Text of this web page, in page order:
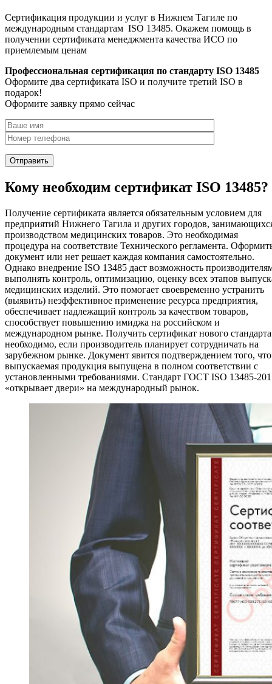
Сертификация продукции и услуг в Нижнем Тагиле по
международным стандартам ISO 13485. Окажем помощь в
получении сертификата менеджмента качества ИСО по
приемлемым ценам
Профессиональная сертификация по стандарту ISO 13485
Оформите два сертификата ISO и получите третий ISO в
подарок!
Оформите заявку прямо сейчас
Кому необходим сертификат ISO 13485?
Получение сертификата является обязательным условием для
предприятий Нижнего Тагила и других городов,
производством медицинских товаров. Это необходимая
процедура на соответствие Технического регламента.
документ или нет решает каждая компания самостоятельно.
Однако внедрение ISO 13485 даст возможность
выполнять контроль, оптимизацию, оценку всех этапов
медицинских изделий. Это помогает своевременно устранить
(выявить) неэффективное применение ресурса предприятия,
обеспечивает надлежащий контроль за качеством товаров,
способствует повышению имиджа на российском и
международном рынке. Получить сертификат нового стандарта
необходимо, если производитель планирует сотрудничать на
зарубежном рынке. Документ явится подтверждением того, что
выпускаемая продукция выпущена в полном соответствии с
установленными требованиями. Стандарт ГОСТ ISO 13485-
«открывает двери» на международный рынок.